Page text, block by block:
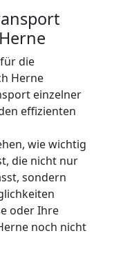
die
Herne
einzelner
effizienten
wie wichtig
die nicht nur
sondern
oder Ihre
noch nicht